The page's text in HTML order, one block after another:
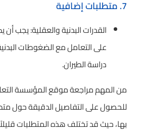
7. متطلبات إضافية
القدرات البدنية والعقلية: يجب
على التعامل مع الضغوطات
دراسة الطيران.
من المهم مراجعة موقع المؤسسة
للحصول على التفاصيل الدقيقة حول
بها، حيث قد تختلف هذه المتطلبات